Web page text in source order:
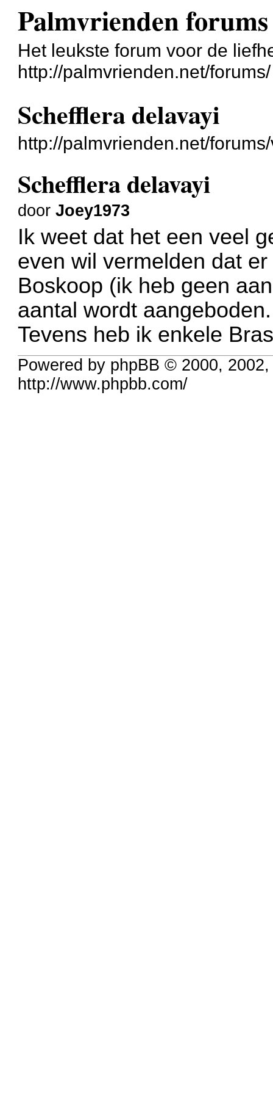
Palmvrienden forums
Het leukste forum voor de
http://palmvrienden.net/forums/
Schefflera delavayi
http://palmvrienden.net/
Schefflera delavayi
doorJoey1973
Ik weet dat het een veel
even wil vermelden dat
Boskoop (ik heb geen
aantal wordt aangeboden.
Tevens heb ik enkele
Powered by phpBB © 2000,
http://www.phpbb.com/